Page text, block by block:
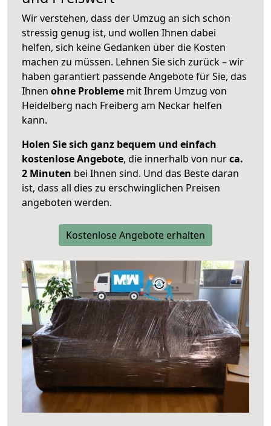
Wir verstehen, dass der Umzug an sich schon
stressig genug ist, und wollen Ihnen dabei
helfen, sich keine Gedanken über die Kosten
machen zu müssen. Lehnen Sie sich zurück – wir
haben garantiert passende Angebote für Sie, das
Ihnen ohne Probleme mit Ihrem Umzug von
Heidelberg nach Freiberg am Neckar helfen
kann.
Holen Sie sich ganz bequem und einfach
kostenlose Angebote, die innerhalb von nurca.
2 Minuten bei Ihnen sind. Und das Beste daran
ist, dass all dies zu erschwinglichen Preisen
angeboten werden.
Kostenlose Angebote erhalten